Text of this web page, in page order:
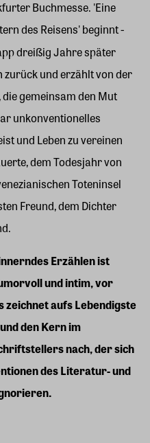
Buchmesse. 'Eine
des Reisens' beginnt -
dreißig Jahre später
und erzählt von der
gemeinsam den Mut
unkonventionelles
und Leben zu vereinen
dem Todesjahr von
Toteninsel
Freund, dem Dichter
Erzählen ist
und intim, vor
zeichnet aufs Lebendigste
den Kern im
nach, der sich
des Literatur- und